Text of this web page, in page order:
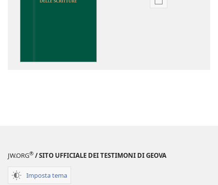
Opzioni
JW.ORG® / SITO UFFICIALE DEI TESTIMONI DI GEOVA
Imposta tema